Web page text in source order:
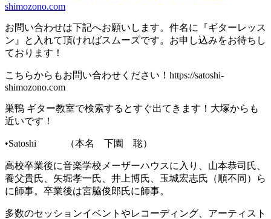
shimozono.com
お問い合わせは下記へお願いします。件名に『ギターレッス
ン』と入れて頂ければスムーズです。お申し込みをお待ちし
ております！
こちらからもお問い合わせください！https://satoshi-
shimozono.com
巣鴨 ギター教室で検索するとすぐ出てきます！大塚からも
近いです！
•Satoshi （本名 下園 聡）
高校卒業後に音楽学校メーザーハウスに入り、山本恭司氏、
養父貴氏、矢堀孝一氏、井上博氏、玉城宏志氏（順不同）ら
に師事。卒業後は宮脇俊郎氏に師事。
多数のセッションイベントやレコーディング、アーティスト